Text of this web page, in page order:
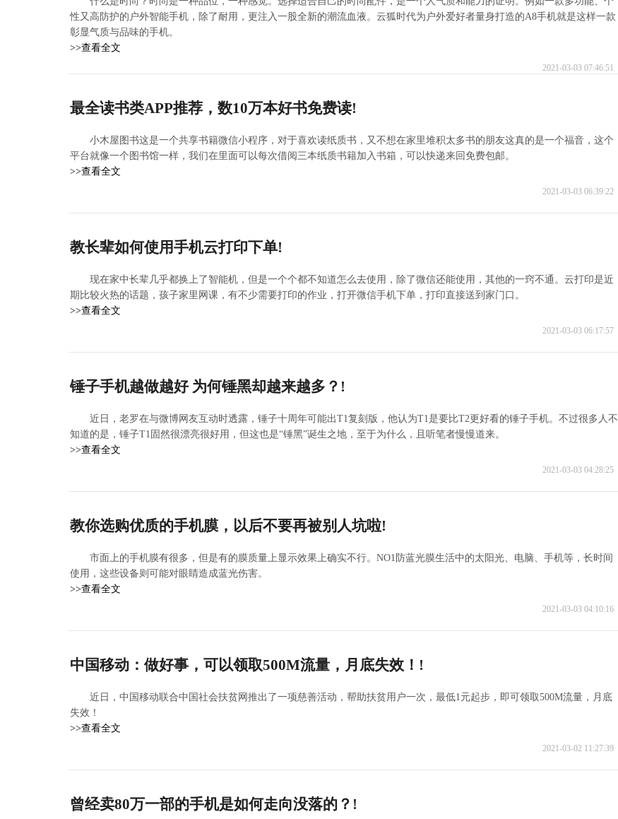
性又高防护的户外智能手机，除了耐用，更注入一股全新的潮流血液。云狐时代为户外爱好者量身打造的A8手机就是这样一款
彰显气质与品味的手机。
>>查看全文
2021-03-03 07:46:51
最全读书类APP推荐，数10万本好书免费读!
小木屋图书这是一个共享书籍微信小程序，对于喜欢读纸质书，又不想在家里堆积太多书的朋友这真的是一个福音，这个
平台就像一个图书馆一样，我们在里面可以每次借阅三本纸质书籍加入书箱，可以快递来回免费包邮。
>>查看全文
2021-03-03 06:39:22
教长辈如何使用手机云打印下单!
现在家中长辈几乎都换上了智能机，但是一个个都不知道怎么去使用，除了微信还能使用，其他的一窍不通。云打印是近
期比较火热的话题，孩子家里网课，有不少需要打印的作业，打开微信手机下单，打印直接送到家门口。
>>查看全文
2021-03-03 06:17:57
锤子手机越做越好 为何锤黑却越来越多？!
近日，老罗在与微博网友互动时透露，锤子十周年可能出T1复刻版，他认为T1是要比T2更好看的锤子手机。不过很多人不
知道的是，锤子T1固然很漂亮很好用，但这也是“锤黑”诞生之地，至于为什么，且听笔者慢慢道来。
>>查看全文
2021-03-03 04:28:25
教你选购优质的手机膜，以后不要再被别人坑啦!
市面上的手机膜有很多，但是有的膜质量上显示效果上确实不行。NO1防蓝光膜生活中的太阳光、电脑、手机等，长时间
使用，这些设备则可能对眼睛造成蓝光伤害。
>>查看全文
2021-03-03 04:10:16
中国移动：做好事，可以领取500M流量，月底失效！!
近日，中国移动联合中国社会扶贫网推出了一项慈善活动，帮助扶贫用户一次，最低1元起步，即可领取500M流量，月底
失效！
>>查看全文
2021-03-02 11:27:39
曾经卖80万一部的手机是如何走向没落的？!